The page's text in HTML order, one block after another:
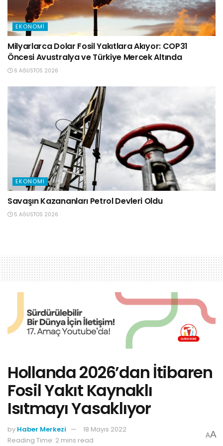
EKONOMI
Milyarlarca Dolar Fosil Yakıtlara Akıyor: COP31
Öncesi Avustralya ve Türkiye Mercek Altında
6 AĞUSTOS 2026
EKONOMI
Savaşın Kazananları Petrol Devleri Oldu
5 AĞUSTOS 2026
Hollanda 2026’dan İtibaren
Fosil Yakıt Kaynaklı
Isıtmayı Yasaklıyor
by Haber Merkezi
18 Mayıs 2022
Reading Time: 2 mins read
AA